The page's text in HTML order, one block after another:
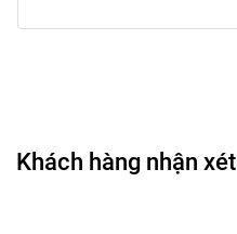
Khách hàng nhận xét